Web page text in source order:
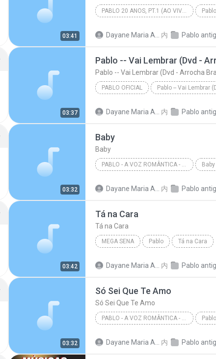
03:41
PABLO 20 ANOS, PT.1 (AO VIVO) Pablo
内 Pablo
03:37
PABLO OFICIAL
内 Pablo
03:32
Baby
Baby
PABLO - A VOZ ROMÂNTICA - ARROCHA BRASIL Baby
内 Pablo
03:42
Tá na Cara
Tá na Cara
MEGA SENA Pablo Tá na Cara
内 Pablo
03:32
Só Sei Que Te Amo
Só Sei Que Te Amo
PABLO - A VOZ ROMÂNTICA - ARROCHA BRASIL Pablo
内 Pablo